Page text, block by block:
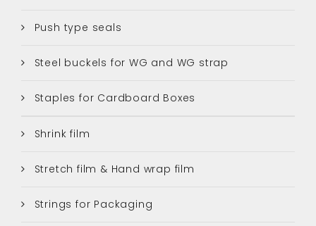
Push type seals
Steel buckels for WG and WG strap
Staples for Cardboard Boxes
Shrink film
Stretch film & Hand wrap film
Strings for Packaging